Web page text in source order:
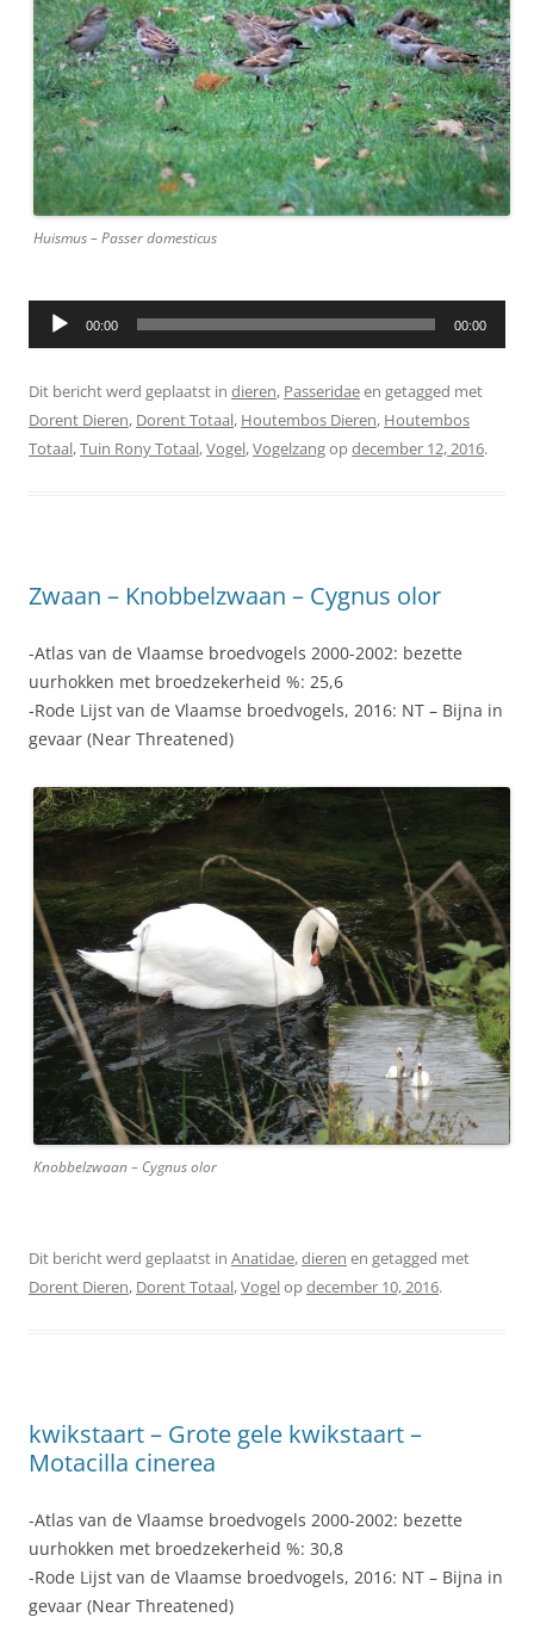
Huismus – Passer domesticus
00:00 00:00
Dit bericht werd geplaatst in dieren, Passeridaeen getagged met
Dorent Dieren, Dorent Totaal, Houtembos Dieren, Houtembos
Totaal,Tuin Rony Totaal,Vogel,Vogelzangopdecember 12, 2016.
Zwaan – Knobbelzwaan – Cygnus olor
-Atlas van de Vlaamse broedvogels 2000-2002: bezette
uurhokken met broedzekerheid %: 25,6
-Rode Lijst van de Vlaamse broedvogels, 2016: NT – Bijna in
gevaar (Near Threatened)
Knobbelzwaan – Cygnus olor
Dit bericht werd geplaatst in Anatidae,dieren en getagged met
Dorent Dieren, Dorent Totaal,Vogelopdecember 10, 2016.
kwikstaart – Grote gele kwikstaart –
Motacilla cinerea
-Atlas van de Vlaamse broedvogels 2000-2002: bezette
uurhokken met broedzekerheid %: 30,8
-Rode Lijst van de Vlaamse broedvogels, 2016: NT – Bijna in
gevaar (Near Threatened)